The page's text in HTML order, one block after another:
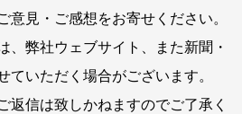
意見・ご感想をお寄せください。
、弊社ウェブサイト、また新聞・
ていただく場合がございます。
返信は致しかねますのでご了承く